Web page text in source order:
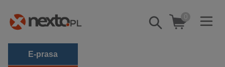
Pokaż/schowaj
wyszukiwarkę
0
E-prasa